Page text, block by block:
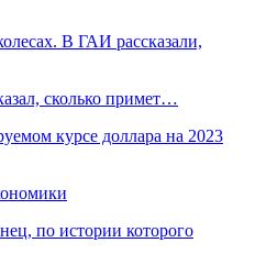
В ГАИ рассказали,
сколько примет…
курсе доллара на 2023
по истории которого